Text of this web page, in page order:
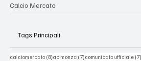
Calcio Mercato
Tags Principali
calciomercato (8)8 post
ac monza (7)7 post
comunicato ufficiale (7)